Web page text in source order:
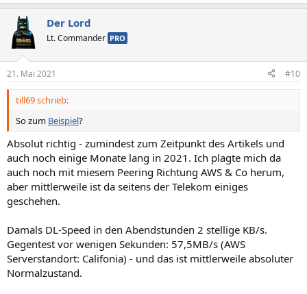
Der Lord
Lt. Commander PRO
21. Mai 2021 #10
till69 schrieb:
So zum Beispiel?
Absolut richtig - zumindest zum Zeitpunkt des Artikels und
auch noch einige Monate lang in 2021. Ich plagte mich da
auch noch mit miesem Peering Richtung AWS & Co herum,
aber mittlerweile ist da seitens der Telekom einiges
geschehen.
Damals DL-Speed in den Abendstunden 2 stellige KB/s.
Gegentest vor wenigen Sekunden: 57,5MB/s (AWS
Serverstandort: Califonia) - und das ist mittlerweile absoluter
Normalzustand.